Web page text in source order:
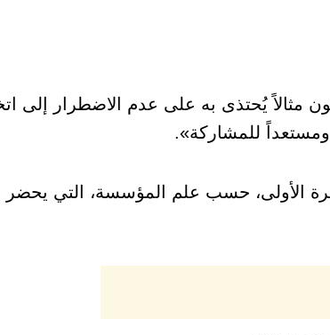
يُحتذى به على عدم الاضطرار إلى
ومستعداً للمشاركة».
الأولى، حسب علم المؤسسة، التي يحضر